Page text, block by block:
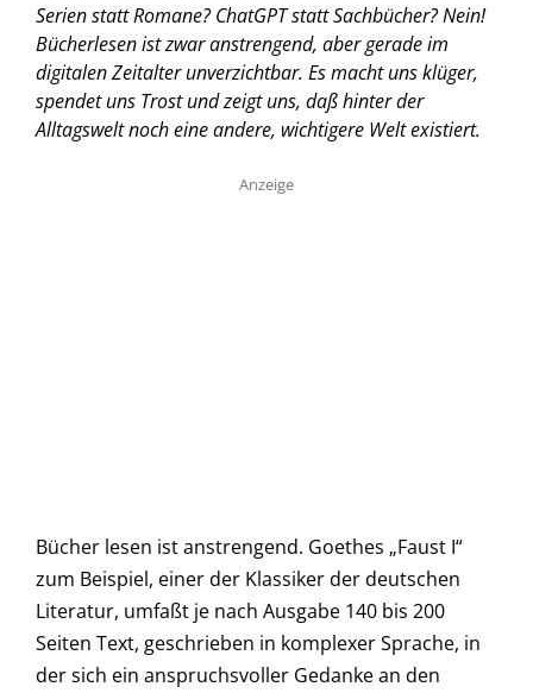
Serien statt Romane? ChatGPT statt Sachbücher? Nein!
Bücherlesen ist zwar anstrengend, aber gerade im
digitalen Zeitalter unverzichtbar. Es macht uns klüger,
spendet uns Trost und zeigt uns, daß hinter der
Alltagswelt noch eine andere, wichtigere Welt existiert.
Anzeige
Bücher lesen ist anstrengend. Goethes „Faust I“
zum Beispiel, einer der Klassiker der deutschen
Literatur, umfaßt je nach Ausgabe 140 bis 200
Seiten Text, geschrieben in komplexer Sprache, in
der sich ein anspruchsvoller Gedanke an den